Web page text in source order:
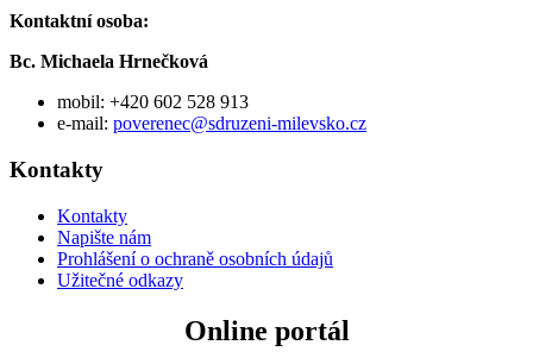
Kontaktní osoba:
Bc. Michaela Hrnečková
mobil: +420 602 528 913
e-mail: poverenec@sdruzeni-milevsko.cz
Kontakty
Kontakty
Napište nám
Prohlášení o ochraně osobních údajů
Užitečné odkazy
Online portál